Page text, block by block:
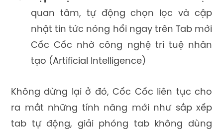
quan tâm, tự động chọn lọc và cập
nhật tin tức nóng hổi ngay trên Tab mới
Cốc Cốc nhờ công nghệ trí tuệ nhân
tạo (Artificial Intelligence)
Không dừng lại ở đó, Cốc Cốc liên tục cho
ra mắt những tính năng mới như sắp xếp
tab tự động, giải phóng tab không dùng